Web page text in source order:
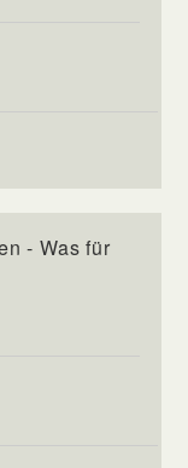
- Was für